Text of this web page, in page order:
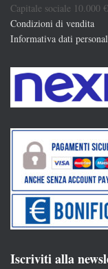
Capitale sociale 10.000
Condizioni di vendita
Informativa dati
Iscriviti alla